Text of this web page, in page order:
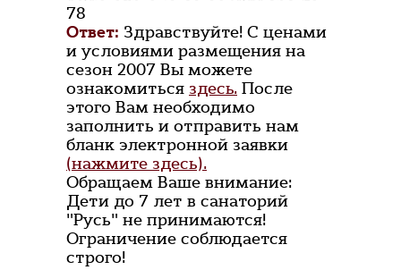
78
Ответ: Здравствуйте! С ценами
и условиями размещения на
сезон 2007 Вы можете
ознакомиться здесь. После
этого Вам необходимо
заполнить и отправить нам
бланк электронной заявки
(нажмите здесь).
Обращаем Ваше внимание:
Дети до 7 лет в санаторий
"Русь" не принимаются!
Ограничение соблюдается
строго!